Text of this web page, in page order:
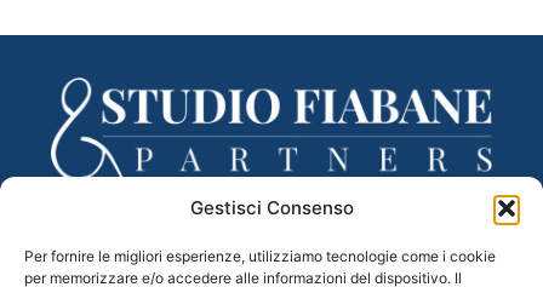
Gestisci Consenso
Per fornire le migliori esperienze, utilizziamo tecnologie come i cookie
per memorizzare e/o accedere alle informazioni del dispositivo. Il
tel. 0422 433332 – fax 0422 433335